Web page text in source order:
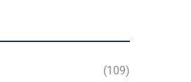
(109)